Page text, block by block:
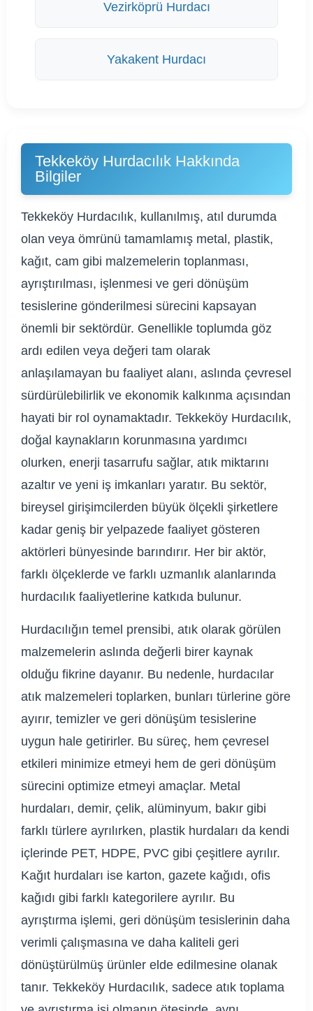
Vezirköprü Hurdacı
Yakakent Hurdacı
Tekkeköy Hurdacılık Hakkında
Bilgiler
Tekkeköy Hurdacılık, kullanılmış, atıl durumda
olan veya ömrünü tamamlamış metal, plastik,
kağıt, cam gibi malzemelerin toplanması,
ayrıştırılması, işlenmesi ve geri dönüşüm
tesislerine gönderilmesi sürecini kapsayan
önemli bir sektördür. Genellikle toplumda göz
ardı edilen veya değeri tam olarak
anlaşılamayan bu faaliyet alanı, aslında çevresel
sürdürülebilirlik ve ekonomik kalkınma açısından
hayati bir rol oynamaktadır. Tekkeköy Hurdacılık,
doğal kaynakların korunmasına yardımcı
olurken, enerji tasarrufu sağlar, atık miktarını
azaltır ve yeni iş imkanları yaratır. Bu sektör,
bireysel girişimcilerden büyük ölçekli şirketlere
kadar geniş bir yelpazede faaliyet gösteren
aktörleri bünyesinde barındırır. Her bir aktör,
farklı ölçeklerde ve farklı uzmanlık alanlarında
hurdacılık faaliyetlerine katkıda bulunur.
Hurdacılığın temel prensibi, atık olarak görülen
malzemelerin aslında değerli birer kaynak
olduğu fikrine dayanır. Bu nedenle, hurdacılar
atık malzemeleri toplarken, bunları türlerine göre
ayırır, temizler ve geri dönüşüm tesislerine
uygun hale getirirler. Bu süreç, hem çevresel
etkileri minimize etmeyi hem de geri dönüşüm
sürecini optimize etmeyi amaçlar. Metal
hurdaları, demir, çelik, alüminyum, bakır gibi
farklı türlere ayrılırken, plastik hurdaları da kendi
içlerinde PET, HDPE, PVC gibi çeşitlere ayrılır.
Kağıt hurdaları ise karton, gazete kağıdı, ofis
kağıdı gibi farklı kategorilere ayrılır. Bu
ayrıştırma işlemi, geri dönüşüm tesislerinin daha
verimli çalışmasına ve daha kaliteli geri
dönüştürülmüş ürünler elde edilmesine olanak
tanır. Tekkeköy Hurdacılık, sadece atık toplama